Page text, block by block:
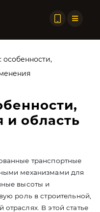
особенности,
и область
транспортные
механизмами для
высоты и
роль в строительной,
В этой статье